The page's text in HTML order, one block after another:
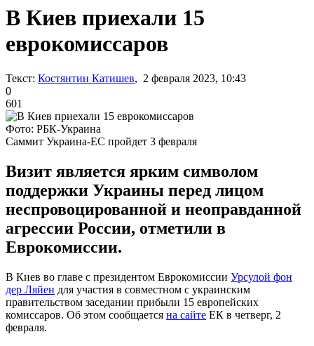
В Киев приехали 15
еврокомиссаров
Текст: Костянтин Катишев, 2 февраля 2023, 10:43
0
601
Фото: РБК-Украина
Саммит Украина-ЕС пройдет 3 февраля
Визит является ярким символом
поддержки Украины перед лицом
неспровоцированной и неоправданной
агрессии России, отметили в
Еврокомиссии.
В Киев во главе с президентом Еврокомиссии Урсулой фон
дер Ляйен для участия в совместном с украинским
правительством заседании прибыли 15 европейских
комиссаров. Об этом сообщается на сайте ЕК в четверг, 2
февраля.